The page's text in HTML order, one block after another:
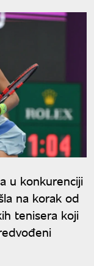
u konkurenciji
na korak od
tenisera koji